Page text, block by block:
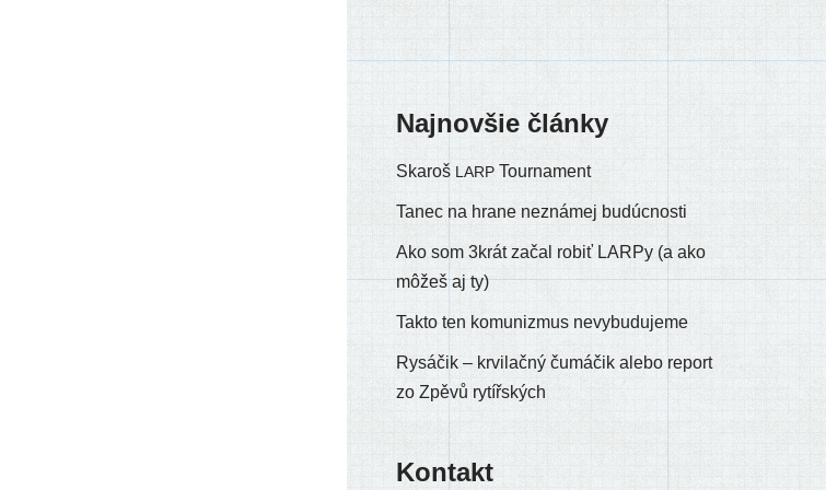
Najnovšie články
Skaroš LARP Tournament
Tanec na hrane neznámej budúcnosti
Ako som 3krát začal robiť LARPy (a ako
môžeš aj ty)
Takto ten komunizmus nevybudujeme
Rysáčik – krvilačný čumáčik alebo report
zo Zpěvů rytířských
Kontakt